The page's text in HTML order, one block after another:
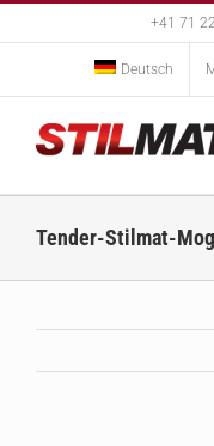
+41 71
Deutsch
Tender-Stilmat-